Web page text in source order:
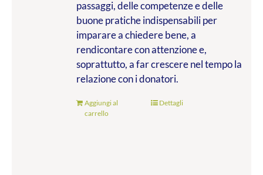
passaggi, delle competenze e delle
buone pratiche indispensabili per
imparare a chiedere bene, a
rendicontare con attenzione e,
soprattutto, a far crescere nel tempo la
relazione con i donatori.
Aggiungi al
carrello
Dettagli